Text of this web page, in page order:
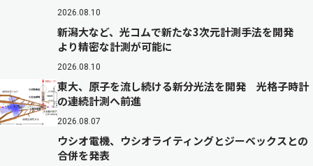
2026.08.10
新潟大など、光コムで新たな3次元計測手法を開発
より精密な計測が可能に
2026.08.10
東大、原子を流し続ける新分光法を開発 光格子時計
の連続計測へ前進
2026.08.07
ウシオ電機、ウシオライティングとジーベックスとの
合併を発表